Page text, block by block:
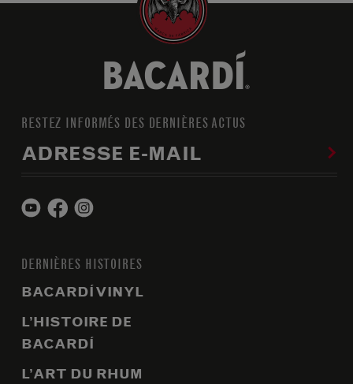
RESTEZ INFORMÉS DES DERNIÈRES ACTUS
ADRESSE E-MAIL
DERNIÈRES HISTOIRES
BACARDÍ VINYL
L’HISTOIRE DE
BACARDÍ
L’ART DU RHUM